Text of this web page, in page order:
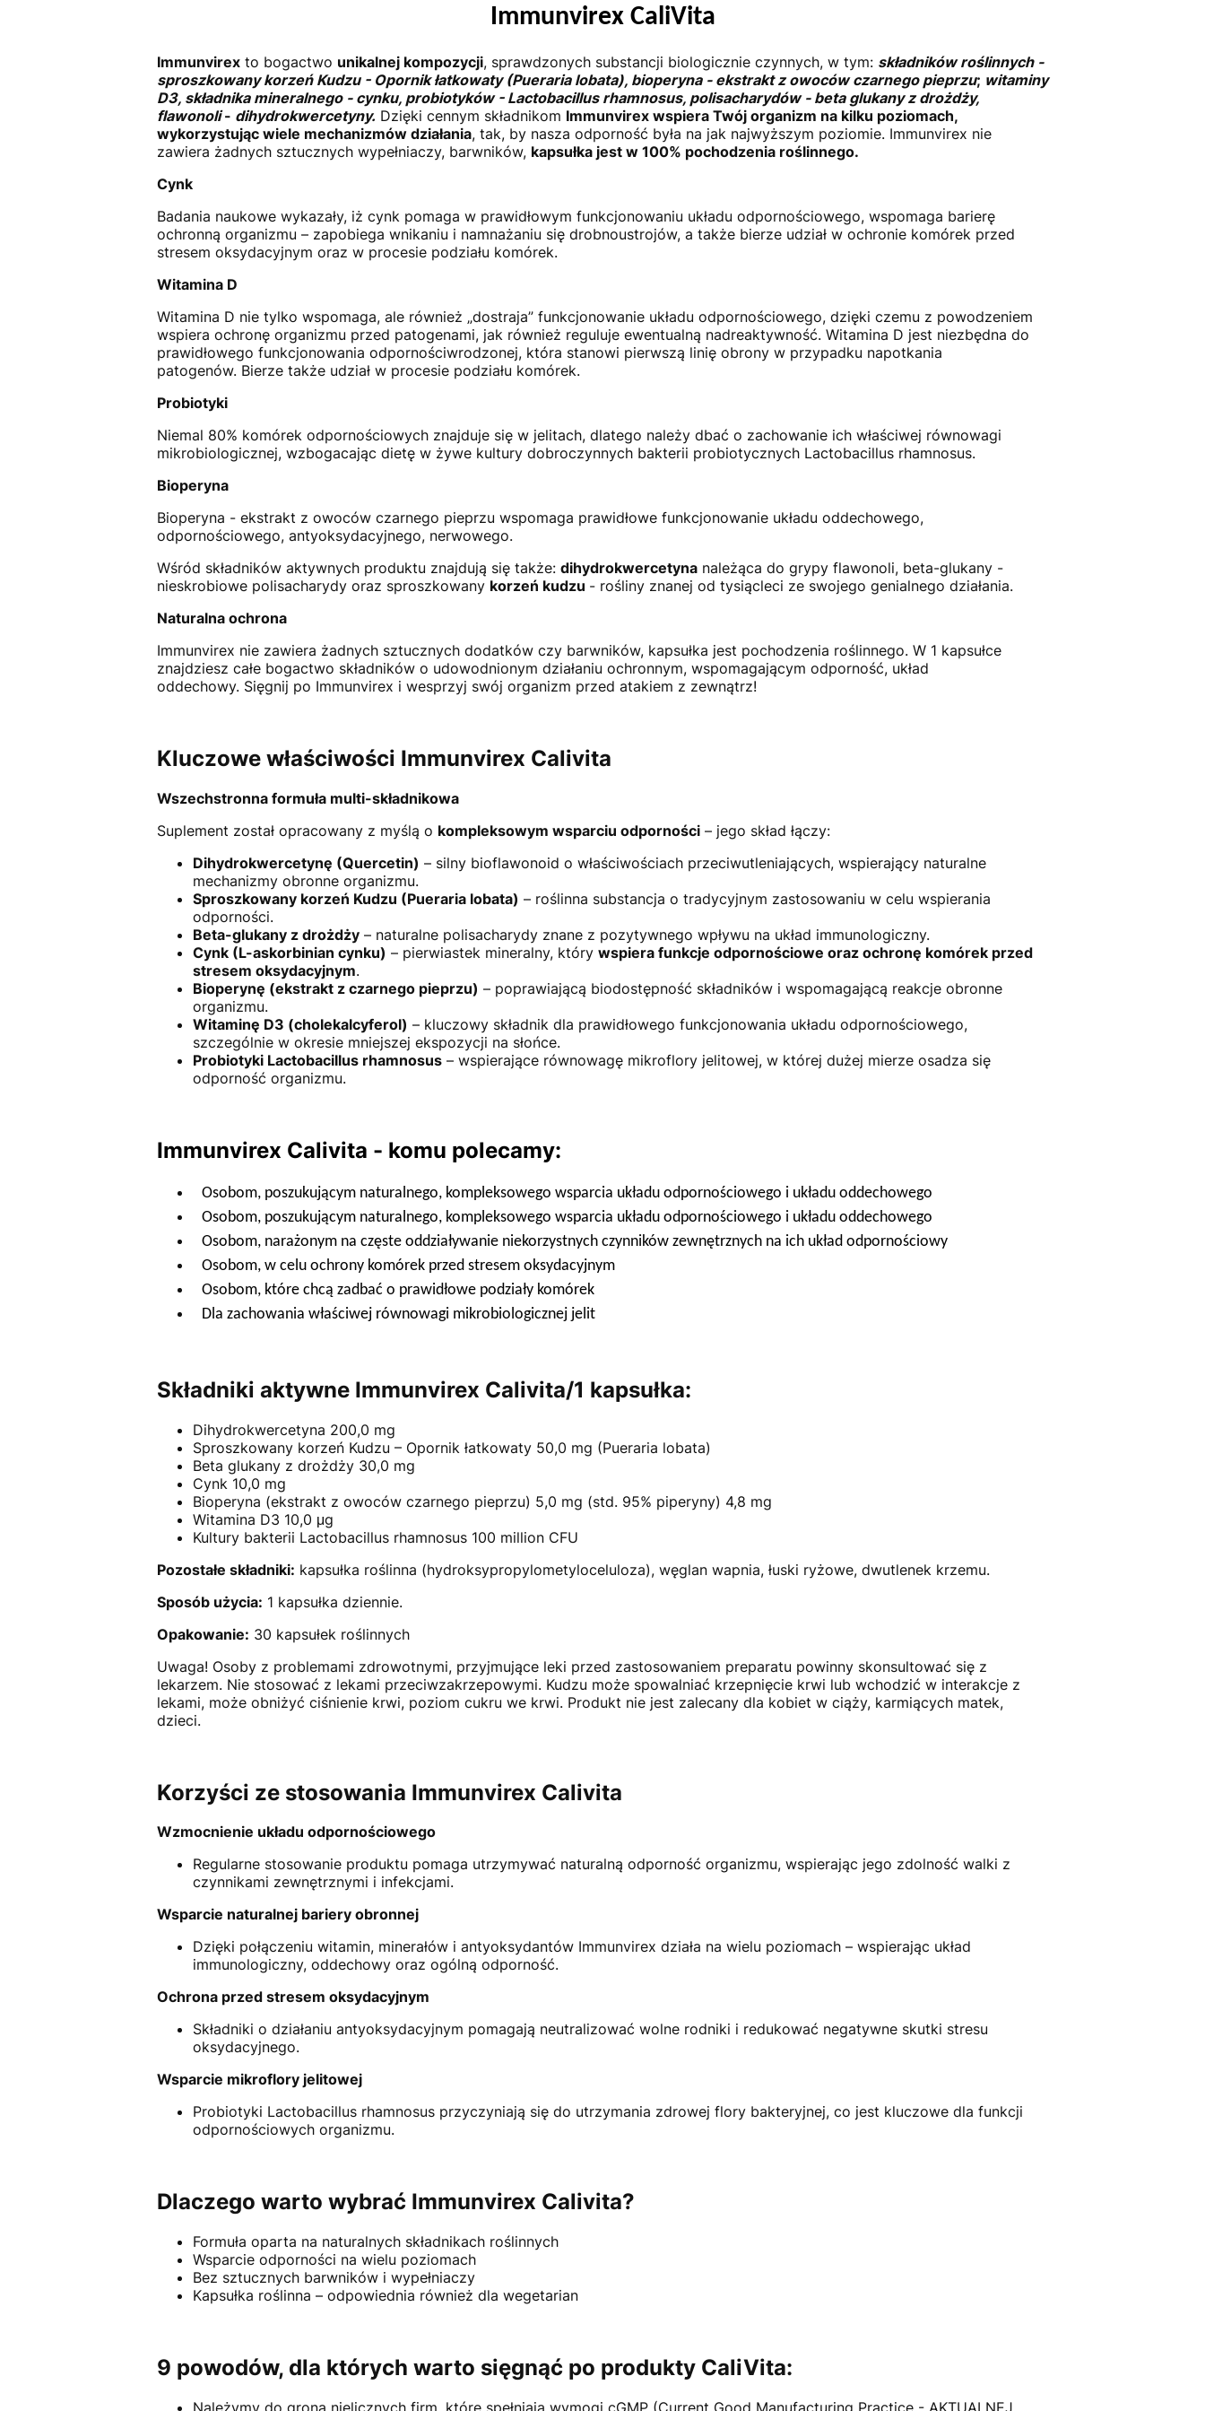
Immunvirex CaliVita
Immunvirexto bogactwo unikalnej kompozycji, sprawdzonych substancji biologicznie czynnych, w tym: składników roślinnych -
sproszkowany korzeń Kudzu - Opornik łatkowaty (Pueraria lobata), bioperyna- ekstrakt z owoców czarnego pieprzu; witaminy
D3, składnika mineralnego - cynku, probiotyków - Lactobacillus rhamnosus, polisacharydów - beta glukany z drożdży,
flawonoli- dihydrokwercetyny. Dzięki cennym składnikom Immunvirex wspiera Twój organizm na kilku poziomach,
wykorzystując wiele mechanizmów działania, tak, by nasza odporność była na jak najwyższym poziomie. Immunvirex nie
zawiera żadnych sztucznych wypełniaczy, barwników, kapsułka jest w 100% pochodzenia roślinnego.
Cynk
Badania naukowe wykazały, iż cynk pomaga w prawidłowym funkcjonowaniu układu odpornościowego, wspomaga barierę
ochronną organizmu – zapobiega wnikaniu i namnażaniu się drobnoustrojów, a także bierze udział w ochronie komórek przed
stresem oksydacyjnym oraz w procesie podziału komórek.
Witamina D
Witamina D nie tylko wspomaga, ale również „dostraja” funkcjonowanie układu odpornościowego, dzięki czemu z powodzeniem
wspiera ochronę organizmu przed patogenami, jak również reguluje ewentualną nadreaktywność. Witamina D jest niezbędna do
prawidłowego funkcjonowania odpornościwrodzonej, która stanowi pierwszą linię obrony w przypadku napotkania
patogenów. Bierze także udział w procesie podziału komórek.
Probiotyki
Niemal 80% komórek odpornościowych znajduje się w jelitach, dlatego należy dbać o zachowanie ich właściwej równowagi
mikrobiologicznej, wzbogacając dietę w żywe kultury dobroczynnych bakterii probiotycznych Lactobacillus rhamnosus.
Bioperyna
Bioperyna - ekstrakt z owoców czarnego pieprzu wspomaga prawidłowe funkcjonowanie układu oddechowego,
odpornościowego, antyoksydacyjnego, nerwowego.
Wśród składników aktywnych produktu znajdują się także: dihydrokwercetynanależąca do grypy flawonoli, beta-glukany -
nieskrobiowe polisacharydy oraz sproszkowany korzeń kudzu - rośliny znanej od tysiącleci ze swojego genialnego działania.
Naturalna ochrona
Immunvirex nie zawiera żadnych sztucznych dodatków czy barwników, kapsułka jest pochodzenia roślinnego. W 1 kapsułce
znajdziesz całe bogactwo składników o udowodnionym działaniu ochronnym, wspomagającym odporność, układ
oddechowy. Sięgnij po Immunvirex i wesprzyj swój organizm przed atakiem z zewnątrz!
Kluczowe właściwości Immunvirex Calivita
Wszechstronna formuła multi-składnikowa
Suplement został opracowany z myślą o kompleksowym wsparciu odporności– jego skład łączy:
Dihydrokwercetynę (Quercetin) – silny bioflawonoid o właściwościach przeciwutleniających, wspierający naturalne
mechanizmy obronne organizmu.
Sproszkowany korzeń Kudzu (Pueraria lobata) – roślinna substancja o tradycyjnym zastosowaniu w celu wspierania
odporności.
Beta-glukany z drożdży– naturalne polisacharydy znane z pozytywnego wpływu na układ immunologiczny.
Cynk (L-askorbinian cynku) – pierwiastek mineralny, który wspiera funkcje odpornościowe oraz ochronę komórek przed
stresem oksydacyjnym.
Bioperynę (ekstrakt z czarnego pieprzu) – poprawiającą biodostępność składników i wspomagającą reakcje obronne
organizmu.
Witaminę D3 (cholekalcyferol) – kluczowy składnik dla prawidłowego funkcjonowania układu odpornościowego,
szczególnie w okresie mniejszej ekspozycji na słońce.
Probiotyki Lactobacillus rhamnosus– wspierające równowagę mikroflory jelitowej, w której dużej mierze osadza się
odporność organizmu.
Immunvirex Calivita - komu polecamy:
Osobom, poszukującym naturalnego, kompleksowego wsparcia układu odpornościowego i układu oddechowego
Osobom, poszukującym naturalnego, kompleksowego wsparcia układu odpornościowego i układu oddechowego
Osobom, narażonym na częste oddziaływanie niekorzystnych czynników zewnętrznych na ich układ odpornościowy
Osobom, w celu ochrony komórek przed stresem oksydacyjnym
Osobom, które chcą zadbać o prawidłowe podziały komórek
Dla zachowania właściwej równowagi mikrobiologicznej jelit
Składniki aktywne Immunvirex Calivita/1 kapsułka:
Dihydrokwercetyna 200,0 mg
Sproszkowany korzeń Kudzu – Opornik łatkowaty 50,0 mg (Pueraria lobata)
Beta glukany z drożdży 30,0 mg
Cynk 10,0 mg
Bioperyna (ekstrakt z owoców czarnego pieprzu) 5,0 mg (std. 95% piperyny) 4,8 mg
Witamina D3 10,0 μg
Kultury bakterii Lactobacillus rhamnosus 100 million CFU
Pozostałe składniki: kapsułka roślinna (hydroksypropylometyloceluloza), węglan wapnia, łuski ryżowe, dwutlenek krzemu.
Sposób użycia: 1 kapsułka dziennie.
Opakowanie: 30 kapsułek roślinnych
Uwaga! Osoby z problemami zdrowotnymi, przyjmujące leki przed zastosowaniem preparatu powinny skonsultować się z
lekarzem. Nie stosować z lekami przeciwzakrzepowymi. Kudzu może spowalniać krzepnięcie krwi lub wchodzić w interakcje z
lekami, może obniżyć ciśnienie krwi, poziom cukru we krwi. Produkt nie jest zalecany dla kobiet w ciąży, karmiących matek,
dzieci.
Korzyści ze stosowania Immunvirex Calivita
Wzmocnienie układu odpornościowego
Regularne stosowanie produktu pomaga utrzymywać naturalną odporność organizmu, wspierając jego zdolność walki z
czynnikami zewnętrznymi i infekcjami.
Wsparcie naturalnej bariery obronnej
Dzięki połączeniu witamin, minerałów i antyoksydantów Immunvirex działa na wielu poziomach – wspierając układ
immunologiczny, oddechowy oraz ogólną odporność.
Ochrona przed stresem oksydacyjnym
Składniki o działaniu antyoksydacyjnym pomagają neutralizować wolne rodniki i redukować negatywne skutki stresu
oksydacyjnego.
Wsparcie mikroflory jelitowej
Probiotyki Lactobacillus rhamnosus przyczyniają się do utrzymania zdrowej flory bakteryjnej, co jest kluczowe dla funkcji
odpornościowych organizmu.
Dlaczego warto wybrać Immunvirex Calivita?
Formuła oparta na naturalnych składnikach roślinnych
Wsparcie odporności na wielu poziomach
Bez sztucznych barwników i wypełniaczy
Kapsułka roślinna – odpowiednia również dla wegetarian
9 powodów, dla których warto sięgnąć po produkty CaliVita: